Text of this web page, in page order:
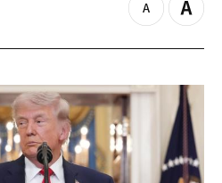
z
o
o
u
Z
o
i
n